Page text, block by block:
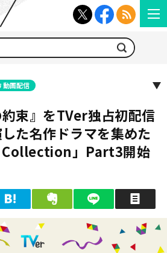
動画配信
束』をTVer独占初配信
た名作ドラマを集めた
Collection」Part3開始
ェア はてブ クリップ LINEで送る